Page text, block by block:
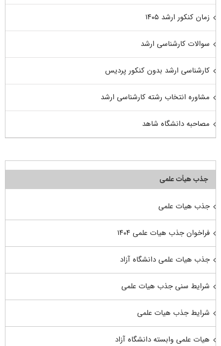
زمان کنکور ارشد ۱۴۰۵
سوالات کارشناسی ارشد
کارشناسی ارشد بدون کنکور پردیس
مشاوره انتخاب رشته کارشناسی ارشد
مصاحبه دانشگاه شاهد
جذب هیأت علمی
جذب هیات علمی
فراخوان جذب هیات علمی ۱۴۰۴
جذب هیات علمی دانشگاه آزاد
شرایط سنی جذب هیات علمی
شرایط جذب هیات علمی
هیات علمی وابسته دانشگاه آزاد